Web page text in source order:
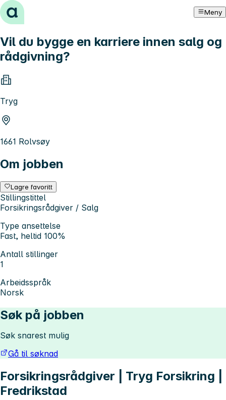
Hopp til innhold Meny
Vil du bygge en karriere innen salg og
rådgivning?
Tryg
1661 Rolvsøy
Om jobben
Lagre favoritt
Stillingstittel
Forsikringsrådgiver / Salg
Type ansettelse
Fast, heltid 100%
Antall stillinger
1
Arbeidsspråk
Norsk
Søk på jobben
Søk snarest mulig
Gå til søknad
Forsikringsrådgiver | Tryg Forsikring |
Fredrikstad